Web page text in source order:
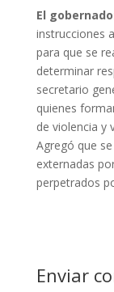
El
instrucciones
para que se
determinar
secretario
quienes
de violencia y
Agregó que
externadas
perpetrados
Enviar